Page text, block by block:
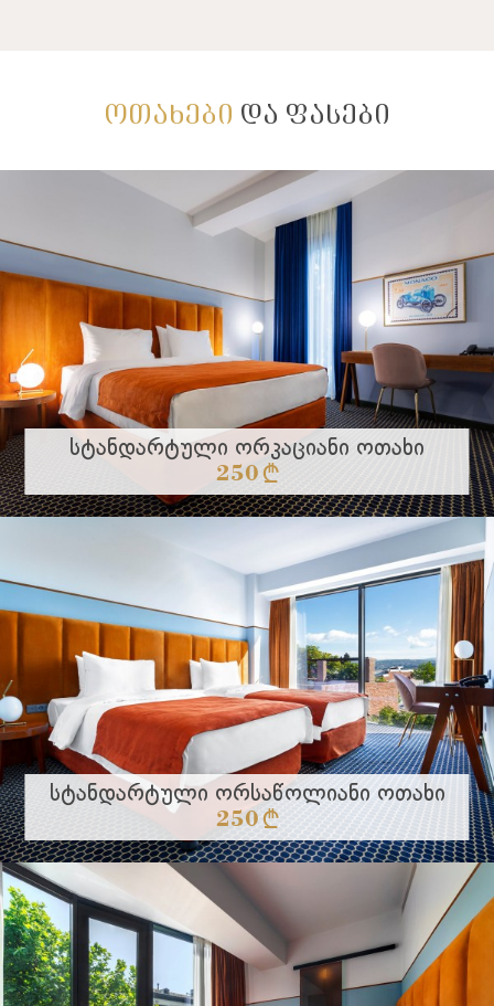
ᲝᲗᲐᲮᲔᲑᲘ ᲓᲐ ᲤᲐᲡᲔᲑᲘ
Სტანდარტული Ორკაციანი Ოთახი
250 §
Სტანდარტული Ორსაწოლიანი Ოთახი
250 §
თანამედროვე დიზაინის ოთახი აღჭუვრილია
კონდიციონერით, პლაზმური ტელევიზორით,
საკაბელო და სატელიტური ...
ვრცლად